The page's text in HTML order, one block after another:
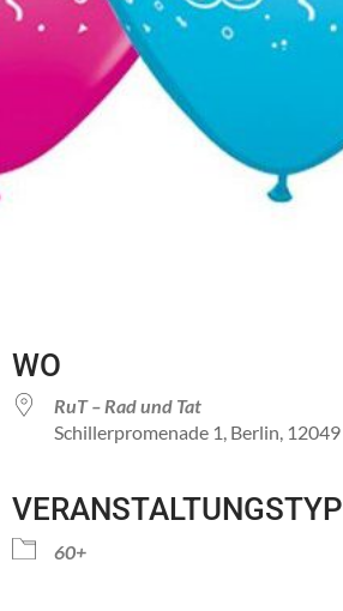
WO
RuT – Rad und Tat
Schillerpromenade 1, Berlin, 12049
VERANSTALTUNGSTYP
60+